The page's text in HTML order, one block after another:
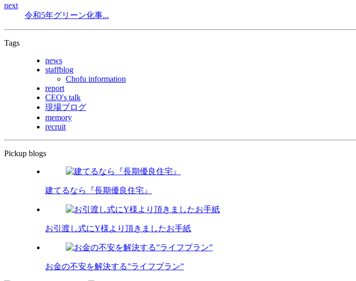
next
令和5年グリーン化事...
Tags
news
staffblog
Chofu information
report
CEO's talk
現場ブログ
memory
recruit
Pickup blogs
建てるなら『長期優良住宅』
お引渡し式にY様より頂きましたお手紙
お金の不安を解決する”ライフプラン”